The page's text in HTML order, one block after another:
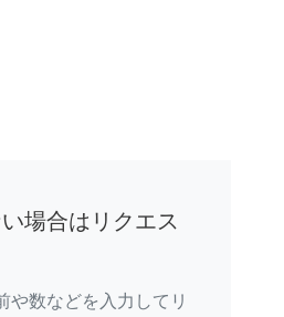
場合はリクエス
や数などを入力してリ